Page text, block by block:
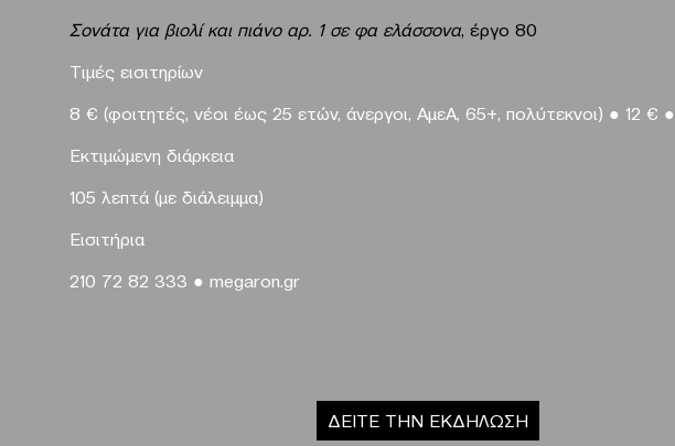
Σονάτα για βιολί και πιάνο αρ. 1 σε φα ελάσσονα , έργο 80
Τιμές εισιτηρίων
8 € (φοιτητές, νέοι έως 25 ετών, άνεργοι, ΑμεΑ, 65+, πολύτεκνοι) ● 12 € ●
Εκτιμώμενη διάρκεια
105 λεπτά (με διάλειμμα)
Eισιτήρια
210 72 82 333 ● megaron gr
ΔΕΙΤΕ ΤΗΝ ΕΚΔΗΛΩΣΗ